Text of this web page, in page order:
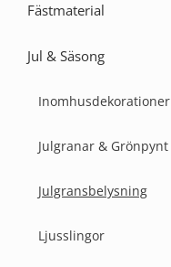
Fästmaterial
Jul & Säsong
Inomhusdekorationer
Julgranar & Grönpynt
Julgransbelysning
Ljusslingor